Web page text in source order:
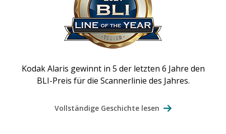
Kodak Alaris gewinnt in 5 der letzten 6 Jahre den
BLI-Preis für die Scannerlinie des Jahres.
Vollständige Geschichte lesen